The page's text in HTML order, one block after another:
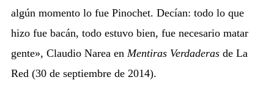
algún momento lo fue Pinochet. Decían: todo lo que
hizo fue bacán, todo estuvo bien, fue necesario matar
gente», Claudio Narea en Mentiras Verdaderasde La
Red (30 de septiembre de 2014).